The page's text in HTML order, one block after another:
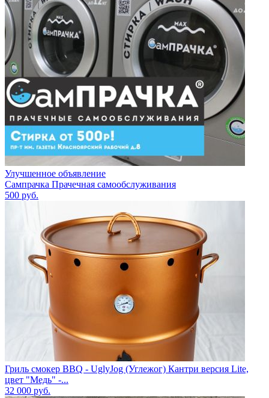
Улучшенное объявление
Сампрачка Прачечная самообслуживания
500 руб.
Гриль смокер BBQ - UglyJog (Углежог) Кантри версия Lite,
цвет "Медь" -...
32 000 руб.